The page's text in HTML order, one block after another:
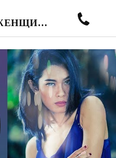
ОДЕЖДА ДЛЯ ДЕЛОВОЙ ЖЕНЩИНЫ: КАК СОЗДАТЬ ОБРАЗ УСПЕШНОЙ БИЗНЕС-ВУМЕН? ДЕТИ — РОДИТЕЛИ. СОН